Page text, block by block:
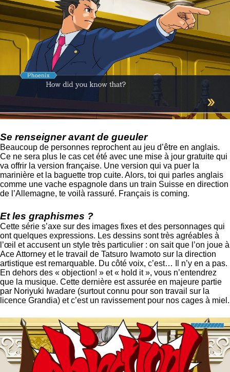
Se renseigner avant de gueuler
Beaucoup de personnes reprochent au jeu d’être en anglais.
Ce ne sera plus le cas cet été avec une mise à jour gratuite qui
va offrir la version française. Une version qui va puer la
marinière et la baguette trop cuite. Alors, toi qui parles anglais
comme une vache espagnole dans un train Suisse en direction
de l’Allemagne, te voilà rassuré. Français is coming.
Et les graphismes ?
Cette série s’axe sur des images fixes et des personnages qui
ont quelques expressions. Les dessins sont très agréables à
l’œil et accusent un style très particulier : on sait que l’on joue à
Ace Attorney et le travail de Tatsuro Iwamoto sur la direction
artistique est remarquable. Du côté voix, c’est… Il n’y en a pas.
En dehors des « objection! » et « hold it », vous n’entendrez
que la musique. Cette dernière est assurée en majeure partie
par Noriyuki Iwadare (surtout connu pour son travail sur la
licence Grandia) et c’est un ravissement pour nos cages à miel.